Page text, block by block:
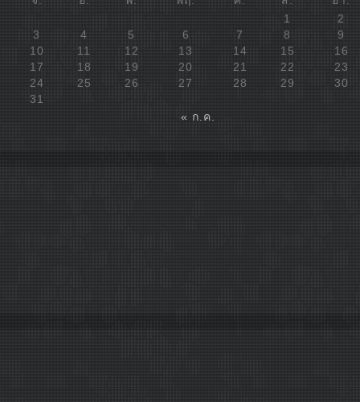
1
2
3
4 5 6 7 8
9
10
11 12 13 14 15
16
17
18 19 20 21 22
23
24
25 26 27 28 29
30
31
« ก.ค.